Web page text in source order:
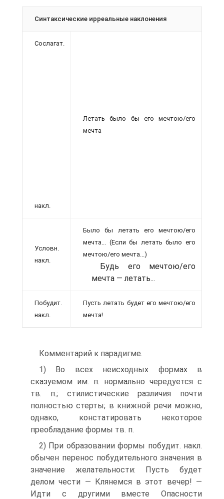
Синтаксические ирреальные наклонения
Сослагат.
накл.
Летать было бы его мечтою/его
мечта
Условн.
накл.
Было бы летать его мечтою/его
мечта... (Если бы летать было его
мечтою/его мечта...)
Будь его мечтою/его
мечта — летать...
Побудит.
накл.
Пусть летать будет его мечтою/его
мечта!
Комментарий к парадигме.
1) Во всех неисходных формах в
сказуемом им. п. нормально чередуется с
тв. п.; стилистические различия почти
полностью стерты; в книжной речи можно,
однако, констатировать некоторое
преобладание формы тв. п.
2) При образовании формы побудит. накл.
обычен перенос побудительного значения в
значение желательности: Пусть будет
делом чести — Клянемся в этот вечер! —
Идти с другими вместе Опасности